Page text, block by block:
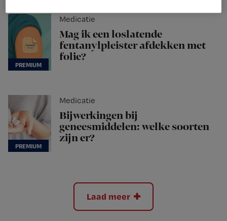
Medicatie
Mag ik een loslatende
fentanylpleister afdekken met
folie?
Medicatie
Bijwerkingen bij
geneesmiddelen: welke soorten
zijn er?
Laad meer